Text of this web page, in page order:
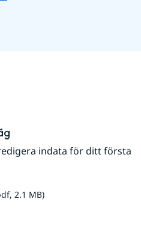
indata för ditt första
2.1 MB.
2.1 MB)